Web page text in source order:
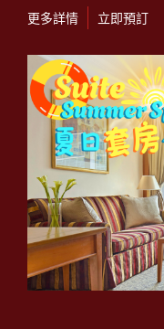
更多詳情 立即預訂